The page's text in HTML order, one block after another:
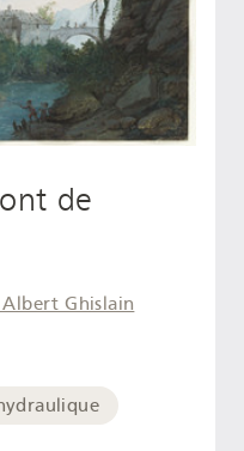
de
Ghislain